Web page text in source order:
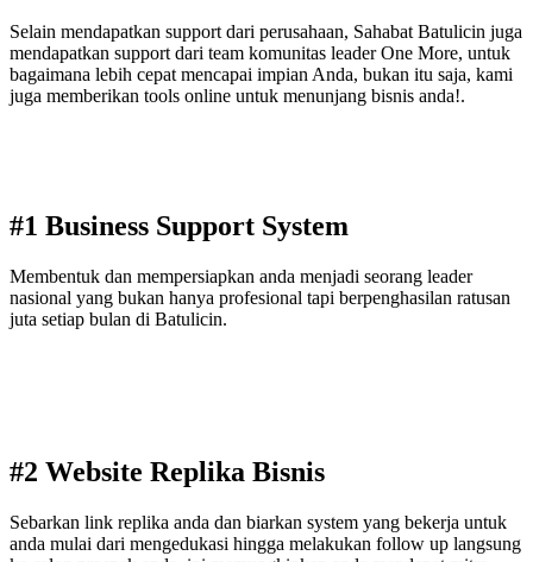
Selain mendapatkan support dari perusahaan, Sahabat Batulicin juga
mendapatkan support dari team komunitas leader One More, untuk
bagaimana lebih cepat mencapai impian Anda, bukan itu saja, kami
juga memberikan tools online untuk menunjang bisnis anda!.
#1 Business Support System
Membentuk dan mempersiapkan anda menjadi seorang leader
nasional yang bukan hanya profesional tapi berpenghasilan ratusan
juta setiap bulan di Batulicin.
#2 Website Replika Bisnis
Sebarkan link replika anda dan biarkan system yang bekerja untuk
anda mulai dari mengedukasi hingga melakukan follow up langsung